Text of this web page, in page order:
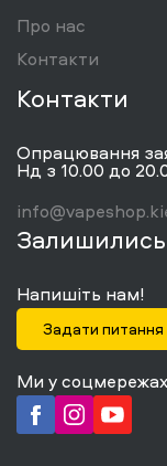
Про нас
Контакти
Контакти
Опрацювання
Нд з 10.00 до
Напишіть нам!
Задати питання
Ми у